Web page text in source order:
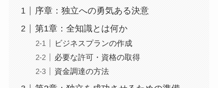
序章：独立への勇気ある決意
第1章：全知識とは何か
ビジネスプランの作成
必要な許可・資格の取得
資金調達の方法